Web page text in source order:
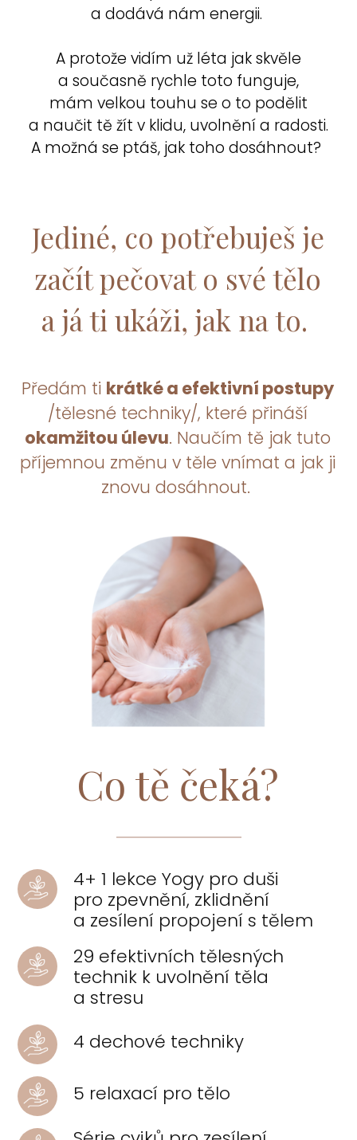
a dodává nám energii.
A protože vidím už léta jak skvěle
a současně rychle toto funguje,
mám velkou touhu se o to podělit
a naučit tě žít v klidu, uvolnění a radosti.
A možná se ptáš, jak toho dosáhnout?
Jediné, co potřebuješ je
začít pečovat o své tělo
a já ti ukáži, jak na to.
Předám ti krátké a efektivní postupy
/tělesné techniky/, které přináší
okamžitou úlevu. Naučím tě jak tuto
příjemnou změnu v těle vnímat a jak ji
znovu dosáhnout.
Co tě čeká?
4+ 1 lekce Yogy pro duši
pro zpevnění, zklidnění
a zesílení propojení s tělem
29 efektivních tělesných
technik k uvolnění těla
a stresu
4 dechové techniky
5 relaxací pro tělo